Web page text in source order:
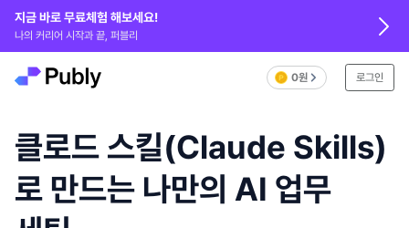
지금 바로 무료체험 해보세요!
나의 커리어 시작과 끝, 퍼블리
0원 로그인
클로드 스킬(Claude Skills)
로 만드는 나만의 AI 업무